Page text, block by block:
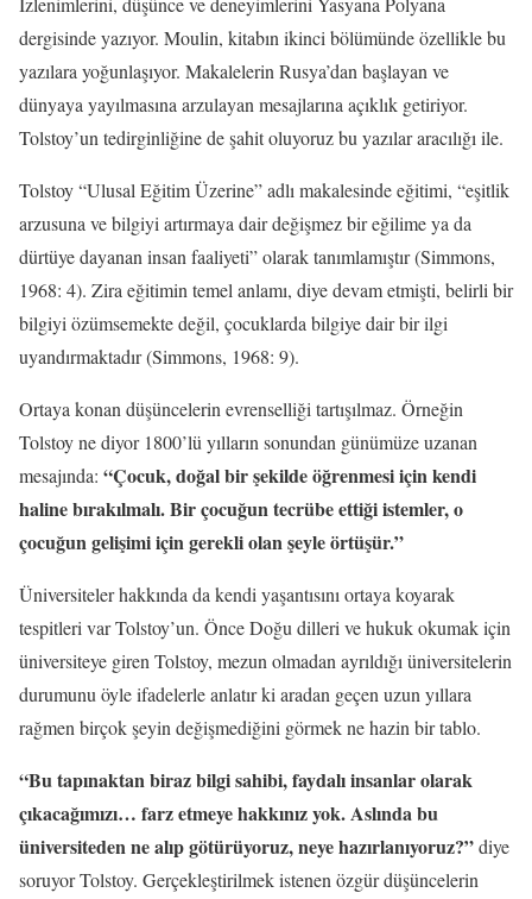
dergisinde yazıyor. Moulin, kitabın ikinci bölümünde özellikle bu
yazılara yoğunlaşıyor. Makalelerin Rusya’dan başlayan ve
dünyaya yayılmasına arzulayan mesajlarına açıklık getiriyor.
Tolstoy’un tedirginliğine de şahit oluyoruz bu yazılar aracılığı ile.
Tolstoy “Ulusal Eğitim Üzerine” adlı makalesinde eğitimi, “eşitlik
arzusuna ve bilgiyi artırmaya dair değişmez bir eğilime ya da
dürtüye dayanan insan faaliyeti” olarak tanımlamıştır (Simmons,
1968: 4). Zira eğitimin temel anlamı, diye devam etmişti, belirli bir
bilgiyi özümsemekte değil, çocuklarda bilgiye dair bir ilgi
uyandırmaktadır (Simmons, 1968: 9).
Ortaya konan düşüncelerin evrenselliği tartışılmaz. Örneğin
Tolstoy ne diyor 1800’lü yılların sonundan günümüze uzanan
mesajında: “Çocuk, doğal bir şekilde öğrenmesi için kendi
haline bırakılmalı. Bir çocuğun tecrübe ettiği istemler, o
çocuğun gelişimi için gerekli olan şeyle örtüşür.”
Üniversitelerhakkında da kendi yaşantısını ortaya koyarak
tespitleri var Tolstoy’un. Önce Doğu dilleri ve hukuk okumak için
üniversiteye giren Tolstoy, mezun olmadan ayrıldığı üniversitelerin
durumunu öyle ifadelerle anlatır ki aradan geçen uzun yıllara
rağmen birçok şeyin değişmediğini görmek ne hazin bir tablo.
“Bu tapınaktan biraz bilgi sahibi, faydalı insanlar olarak
çıkacağımızı… farz etmeye hakkınız yok. Aslında bu
üniversiteden ne alıp götürüyoruz, neye hazırlanıyoruz?”diye
soruyor Tolstoy. Gerçekleştirilmek istenen özgür düşüncelerin